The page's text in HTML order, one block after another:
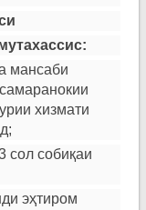
мансаби
хизмати
сол собиқаи
эҳтиром